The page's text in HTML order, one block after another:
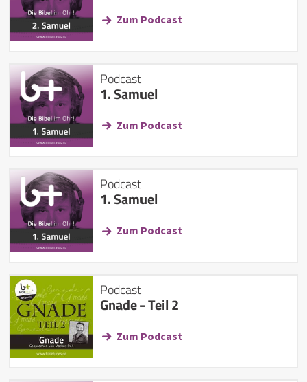
Zum Podcast
Podcast
1. Samuel
Zum Podcast
Podcast
1. Samuel
Zum Podcast
Podcast
Gnade - Teil 2
Zum Podcast